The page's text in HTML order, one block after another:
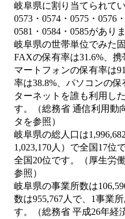
岐阜県に割り当てられて
0573・0574・0575・0576
0581・0584・0585がありま
岐阜県の世帯単位でみた
FAXの保有率は31.6%、
マートフォンの保有率は
率は38.8%、パソコンの
ターネットを誰も利用し
す。（総務省 通信利用動
タを参照）
岐阜県の総人口は
1,023,170人）で全国17位
全国20位です。（厚生労
参照）
岐阜県の事業所数は
数は955,767人で、1事業
す。（総務省 平成26年経